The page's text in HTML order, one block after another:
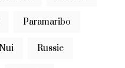
Paramaribo
Nui Russie